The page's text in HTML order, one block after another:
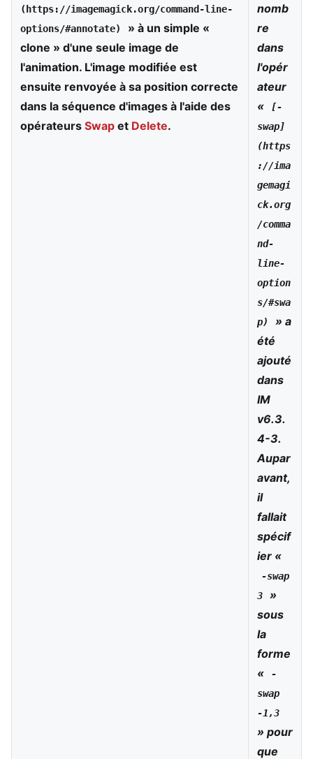
(https://imagemagick.org/command-line-
options/#annotate)
» à un simple «
clone » d'une seule image de
l'animation. L'image modifiée est
ensuite renvoyée à sa position correcte
dans la séquence d'images à l'aide des
opérateurs Swap et Delete.
nomb
re
dans
l'opér
ateur
«
[-
swap]
(https
://ima
gemagi
ck.org
/comma
nd-
line-
option
s/#swa
p)
» a
été
ajouté
dans
IM
v6.3.
4-3.
Aupar
avant,
il
fallait
spécif
ier «
-swap
3
»
sous
la
forme
«
-
swap
-1,3
» pour
que